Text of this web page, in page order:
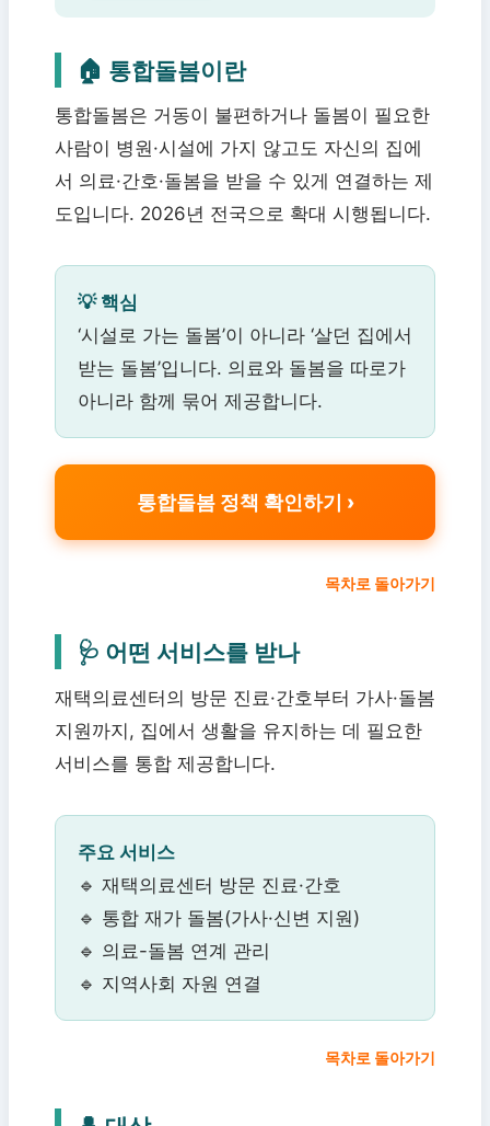
🏠 통합돌봄이란
통합돌봄은 거동이 불편하거나 돌봄이 필요한
사람이 병원·시설에 가지 않고도 자신의 집에
서 의료·간호·돌봄을 받을 수 있게 연결하는 제
도입니다. 2026년 전국으로 확대 시행됩니다.
💡 핵심
‘시설로 가는 돌봄’이 아니라 ‘살던 집에서
받는 돌봄’입니다. 의료와 돌봄을 따로가
아니라 함께 묶어 제공합니다.
통합돌봄 정책 확인하기
목차로 돌아가기
🩺 어떤 서비스를 받나
재택의료센터의 방문 진료·간호부터 가사·돌봄
지원까지, 집에서 생활을 유지하는 데 필요한
서비스를 통합 제공합니다.
주요 서비스
🔹 재택의료센터 방문 진료·간호
🔹 통합 재가 돌봄(가사·신변 지원)
🔹 의료-돌봄 연계 관리
🔹 지역사회 자원 연결
목차로 돌아가기